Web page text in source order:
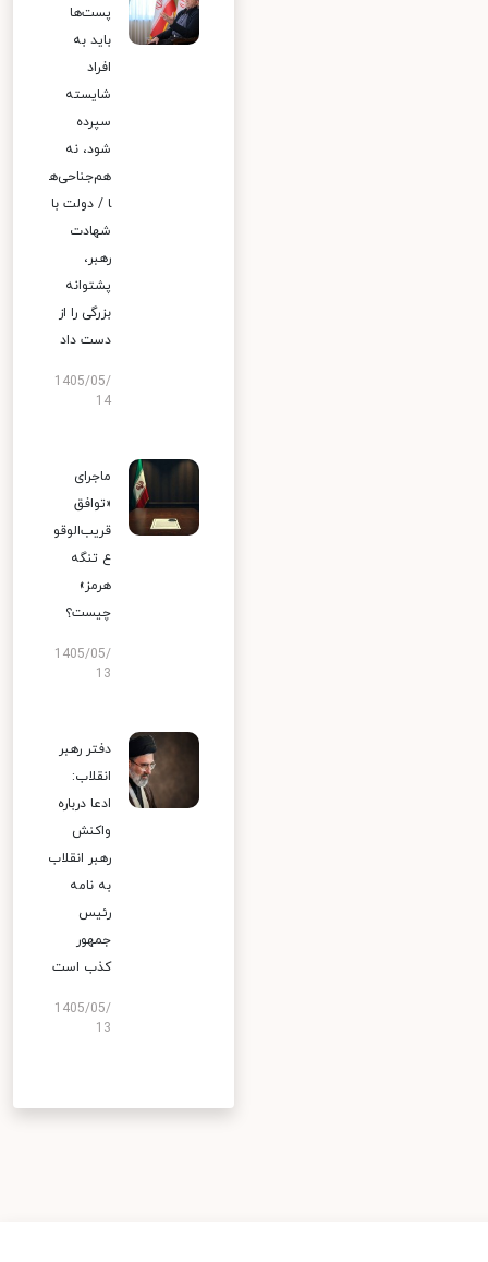
پست‌ها
باید به
افراد
شایسته
سپرده
شود، نه
هم‌جناحی‌ه
ا / دولت با
شهادت
رهبر،
پشتوانه
بزرگی را از
دست داد
1405/05/
14
ماجرای
«توافق
قریب‌الوقو
ع تنگه
هرمز»
چیست؟
1405/05/
13
دفتر رهبر
انقلاب:
ادعا درباره
واکنش
رهبر انقلاب
به نامه
رئیس
جمهور
کذب است
1405/05/
13